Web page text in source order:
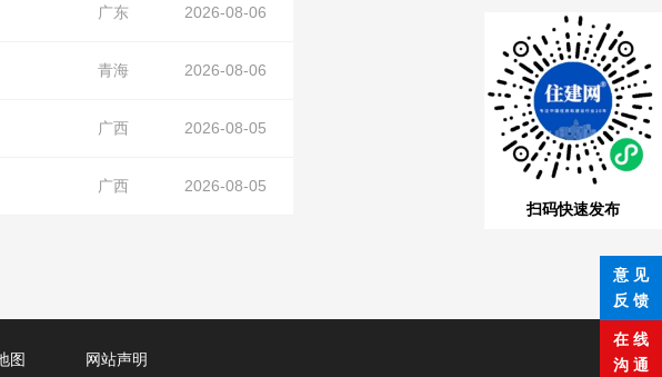
广东 2026-08-06
青海 2026-08-06
广西 2026-08-05
广西 2026-08-05
图 网站声明
扫码快速发布
意 见
反 馈
在 线
沟 通